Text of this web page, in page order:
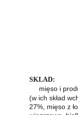
mięso i
(w ich skład
27%, mięso z